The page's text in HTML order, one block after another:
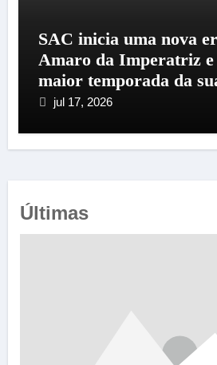
SAC inicia uma nova
Amaro da Imperatriz e
maior temporada da
jul 17, 2026
Últimas